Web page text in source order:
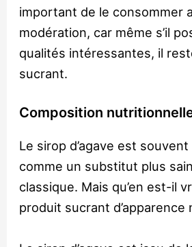
important de le consommer
modération, car même s’il
qualités intéressantes, il
sucrant.
Composition
Le sirop d’agave est
comme un substitut plus
classique. Mais qu’en est-il
produit sucrant d’apparence